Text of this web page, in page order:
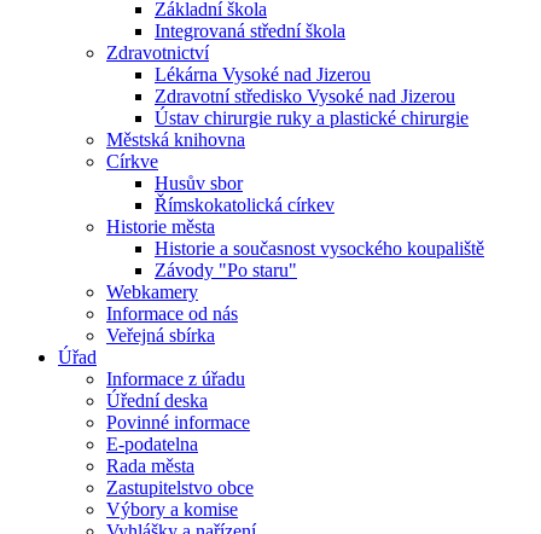
Základní škola
Integrovaná střední škola
Zdravotnictví
Lékárna Vysoké nad Jizerou
Zdravotní středisko Vysoké nad Jizerou
Ústav chirurgie ruky a plastické chirurgie
Městská knihovna
Církve
Husův sbor
Římskokatolická církev
Historie města
Historie a současnost vysockého koupaliště
Závody "Po staru"
Webkamery
Informace od nás
Veřejná sbírka
Úřad
Informace z úřadu
Úřední deska
Povinné informace
E-podatelna
Rada města
Zastupitelstvo obce
Výbory a komise